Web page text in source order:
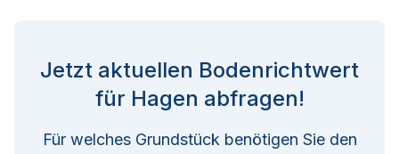
Jetzt aktuellen Bodenrichtwert
für Hagen abfragen!
Für welches Grundstück benötigen Sie den